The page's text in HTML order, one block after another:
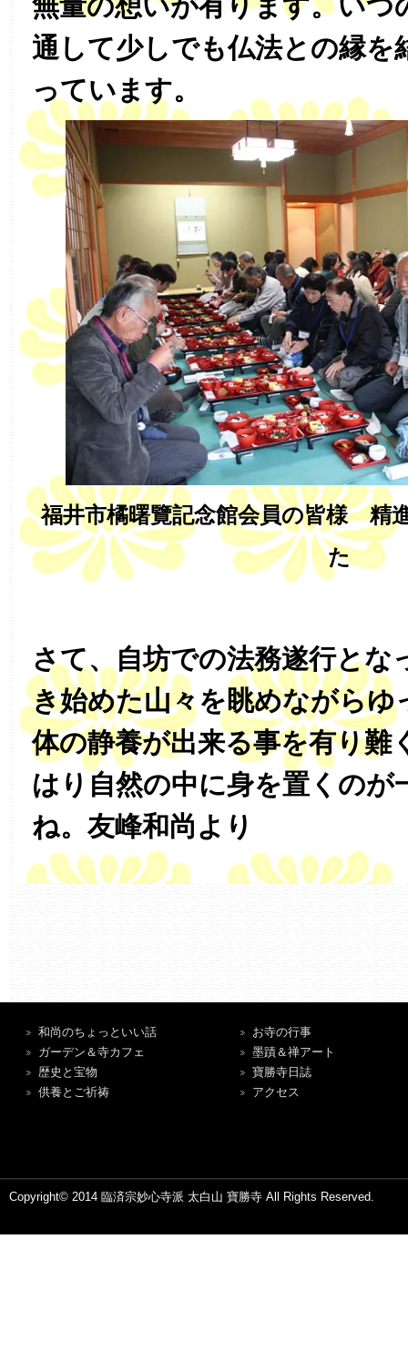
通して少しでも仏法との縁を
っています。
福井市橘曙覽記念館会員の皆様 精
た
さて、自坊での法務遂行とな
き始めた山々を眺めながらゆ
体の静養が出来る事を有り難
はり自然の中に身を置くのが
ね。友峰和尚より
和尚のちょっといい話
ガーデン＆寺カフェ
歴史と宝物
供養とご祈祷
お寺の行事
墨蹟＆禅アート
寶勝寺日誌
アクセス
Copyright© 2014 臨済宗妙心寺派 太白山 寶勝寺 All Rights Reserved.